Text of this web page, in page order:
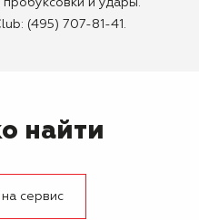
и удары.
(495) 707-81-41.
найти
сервис